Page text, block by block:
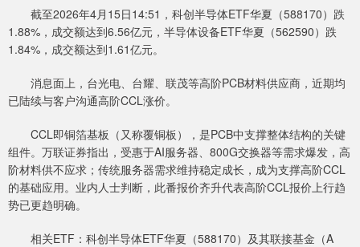
截至2026年4月15日14:51，科创半导体ETF华夏（588170）跌
1.88%，成交额达到6.56亿元，半导体设备ETF华夏（562590）跌
1.84%，成交额达到1.61亿元。
消息面上，台光电、台耀、联茂等高阶PCB材料供应商，近期均
已陆续与客户沟通高阶CCL涨价。
CCL即铜箔基板（又称覆铜板），是PCB中支撑整体结构的关键
组件。万联证券指出，受惠于AI服务器、800G交换器等需求爆发，高
阶材料供不应求；传统服务器需求维持稳定成长，成为支撑高阶CCL
的基础应用。业内人士判断，此番报价齐升代表高阶CCL报价上行趋
势已更趋明确。
相关ETF：科创半导体ETF华夏（588170）及其联接基金（A